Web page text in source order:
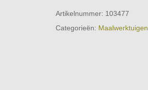
Artikelnummer: 103477
Categorieën: Maalwerktuigen